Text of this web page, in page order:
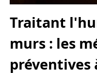
Traitant
murs : les
préventives